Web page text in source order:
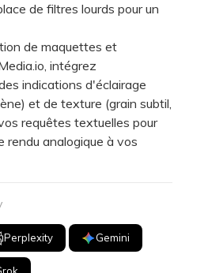
de filtres lourds pour un
de maquettes et
intégrez
indications d'éclairage
et de texture (grain subtil,
requêtes textuelles pour
rendu analogique à vos
Perplexity Gemini